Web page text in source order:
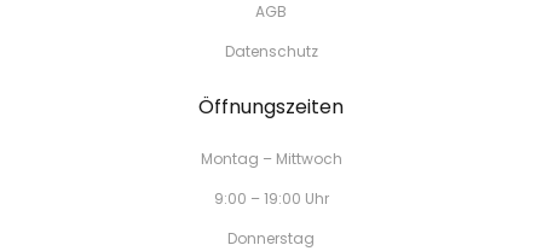
AGB
Datenschutz
Öffnungszeiten
Montag – Mittwoch
9:00 – 19:00 Uhr
Donnerstag